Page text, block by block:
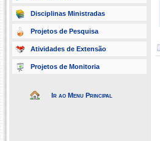
Disciplinas Ministradas
Projetos de Pesquisa
Atividades de Extensão
Projetos de Monitoria
Ir ao Menu Principal